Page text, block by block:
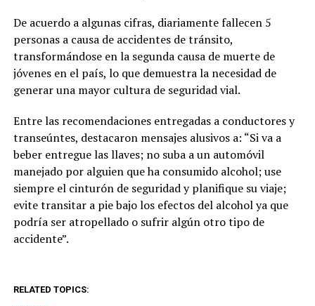
De acuerdo a algunas cifras, diariamente fallecen 5
personas a causa de accidentes de tránsito,
transformándose en la segunda causa de muerte de
jóvenes en el país, lo que demuestra la necesidad de
generar una mayor cultura de seguridad vial.
Entre las recomendaciones entregadas a conductores y
transeúntes, destacaron mensajes alusivos a: “Si va a
beber entregue las llaves; no suba a un automóvil
manejado por alguien que ha consumido alcohol; use
siempre el cinturón de seguridad y planifique su viaje;
evite transitar a pie bajo los efectos del alcohol ya que
podría ser atropellado o sufrir algún otro tipo de
accidente”.
RELATED TOPICS: